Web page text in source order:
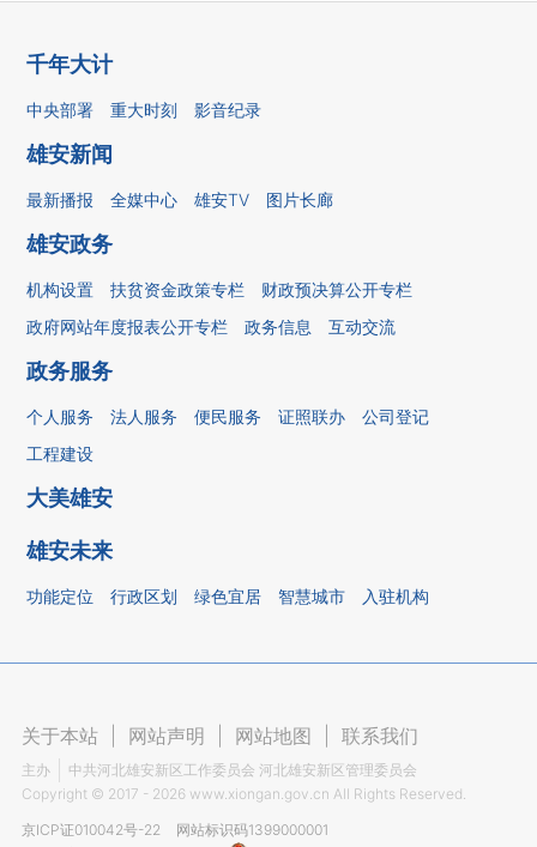
千年大计
中央部署 重大时刻 影音纪录
雄安新闻
最新播报 全媒中心 雄安TV 图片长廊
雄安政务
机构设置 扶贫资金政策专栏
财政预决算公开专栏
政府网站年度报表公开专栏
政务信息 互动交流
政务服务
个人服务 法人服务 便民服务 证照联办
公司登记
工程建设
大美雄安
雄安未来
功能定位 行政区划 绿色宜居 智慧城市 入驻机构
关于本站 网站声明 网站地图 联系我们
主办
中共河北雄安新区工作委员会 河北雄安新区管理委员会
Copyright © 2017 - 2026 www.xiongan.gov.cn All Rights Reserved.
京ICP证010042号-22
网站标识码1399000001